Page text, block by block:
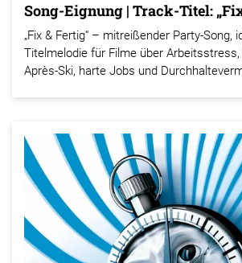
Song-Eignung | Track-Titel:
„Fix & Fertig“ – mitreißender Party-Song,
Titelmelodie für Filme über
Après-Ski, harte Jobs und